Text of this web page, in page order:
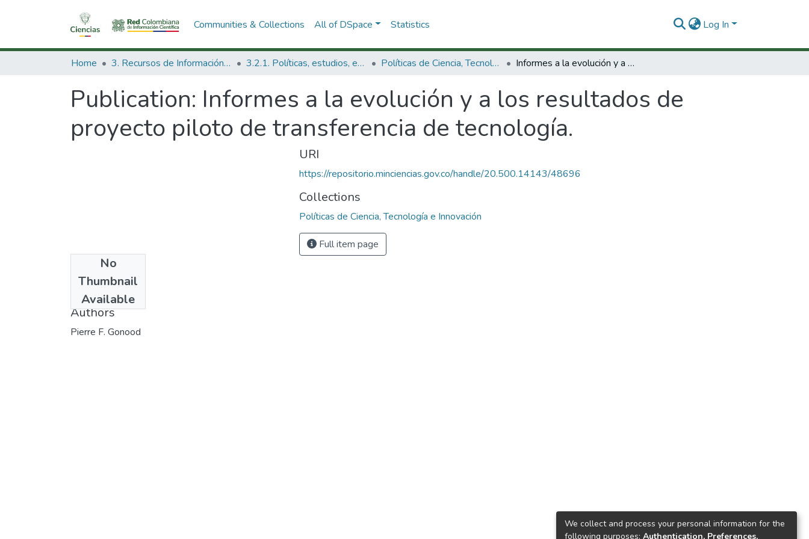
Communities & Collections All of DSpace Statistics Log In
Home 3. Recursos de Información Científica y Tecnológica 3.2.1. Políticas, estudios, evaluaciones e indicadores de CTeI Políticas de Ciencia, Tecnología e Innovación Informes a la evolución y a los resultados de proyecto piloto de transferencia de tecnología.
Publication: Informes a la evolución y a los resultados de
proyecto piloto de transferencia de tecnología.
No
Thumbnail
Available
1972
Authors
Pierre F. Gonood
URI
https://repositorio.minciencias.gov.co/handle/20.500.14143/48696
Collections
Políticas de Ciencia, Tecnología e Innovación
Full item page
We collect and process your personal information for the
following purposes: Authentication, Preferences,